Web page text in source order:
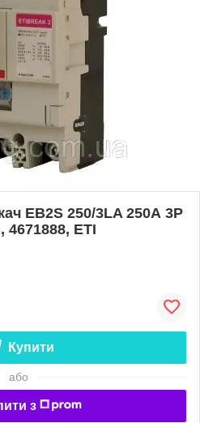
EB2S 250/3LA 250А 3P
4671888, ETI
Купити
або
з